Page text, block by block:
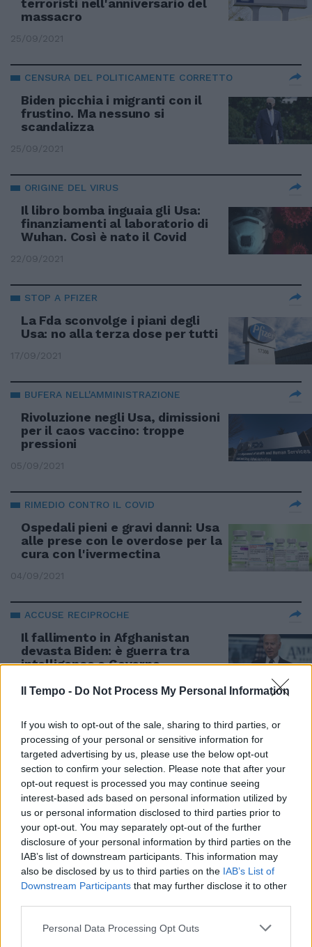
Il Tempo - Do Not Process My Personal Information
If you wish to opt-out of the sale, sharing to third parties, or
processing of your personal or sensitive information for
targeted advertising by us, please use the below opt-out
section to confirm your selection. Please note that after your
opt-out request is processed you may continue seeing
interest-based ads based on personal information utilized by
us or personal information disclosed to third parties prior to
your opt-out. You may separately opt-out of the further
disclosure of your personal information by third parties on the
IAB’s list of downstream participants. This information may
also be disclosed by us to third parties on the IAB’s List of
Downstream Participants that may further disclose it to other
Personal Data Processing Opt Outs
terroristi nell'anniversario del
massacro
25/09/2021
CENSURA DEL POLITICAMENTE CORRETTO
Biden picchia i migranti con il
frustino. Ma nessuno si
scandalizza
25/09/2021
ORIGINE DEL VIRUS
Il libro bomba inguaia gli Usa:
finanziamenti al laboratorio di
Wuhan. Così è nato il Covid
22/09/2021
STOP A PFIZER
La Fda sconvolge i piani degli
Usa: no alla terza dose per tutti
17/09/2021
BUFERA NELL'AMMINISTRAZIONE
Rivoluzione negli Usa, dimissioni
per il caos vaccino: troppe
pressioni
05/09/2021
RIMEDIO CONTRO IL COVID
Ospedali pieni e gravi danni: Usa
alle prese con le overdose per la
cura con l'ivermectina
04/09/2021
ACCUSE RECIPROCHE
Il fallimento in Afghanistan
devasta Biden: è guerra tra
intelligence e Governo
02/09/2021
ANIMALI A TUTTA BIRRA
L'ultima follia degli americani: la
corsa tra maiali. Il finale è
inaspettato e la folla esplode
29/08/2021
TERRORE DAL CIELO
Un nuovo uragano pronto a
mettere in ginocchio gli Usa: il
terrore per l'arrivo di Ida
29/08/2021